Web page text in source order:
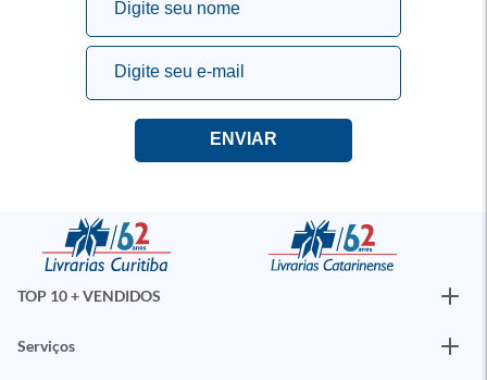
TOP 10 + VENDIDOS
Serviços